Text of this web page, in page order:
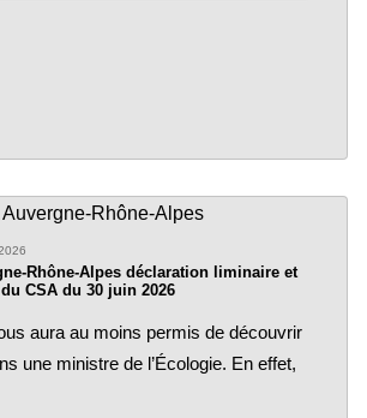
Rhône-Alpes déclaration liminaire et
CSA du 30 juin 2026
aura au moins permis de découvrir
une ministre de l’Écologie. En effet,